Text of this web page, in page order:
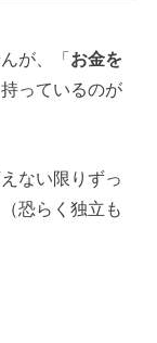
が、「お金を
っているのが
ない限りずっ
恐らく独立も